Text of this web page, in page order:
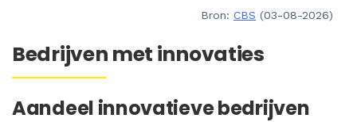
Bron: CBS (03-08-2026)
Bedrijven met innovaties
Aandeel innovatieve bedrijven